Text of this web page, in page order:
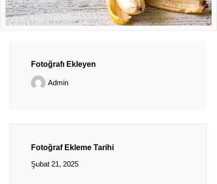
Fotoğrafı Ekleyen
Admin
Fotoğraf Ekleme Tarihi
Şubat 21, 2025